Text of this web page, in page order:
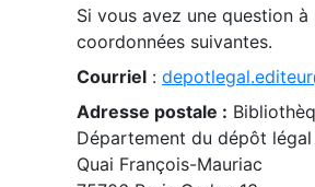
Si vous avez une question
coordonnées suivantes.
Courriel :
Adresse postale :
Département du dépôt
Quai François-Mauriac